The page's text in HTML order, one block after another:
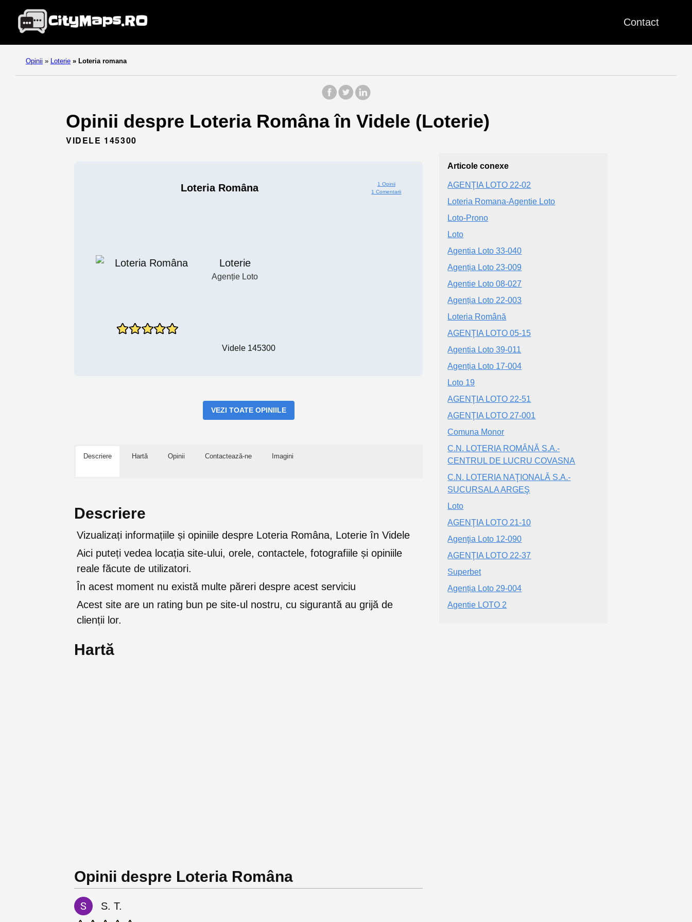
Contact
Opinii » Loterie » Loteria romana
Opinii despre Loteria Româna în Videle (Loterie)
VIDELE 145300
Loteria Româna
1 Opinii
1 Comentarii
Loterie
Agenție Loto
Videle 145300
VEZI TOATE OPINIILE
Descriere Hartă Opinii Contactează-ne Imagini
Descriere
Vizualizați informațiile și opiniile despre Loteria Româna, Loterie în Videle
Aici puteți vedea locația site-ului, orele, contactele, fotografiile și opiniile
reale făcute de utilizatori.
În acest moment nu există multe păreri despre acest serviciu
Acest site are un rating bun pe site-ul nostru, cu sigurantă au grijă de
clienții lor.
Hartă
Opinii despre Loteria Româna
S. T.
Articole conexe
AGENŢIA LOTO 22-02
Loteria Romana-Agentie Loto
Loto-Prono
Loto
Agentia Loto 33-040
Agenția Loto 23-009
Agentie Loto 08-027
Agenția Loto 22-003
Loteria Română
AGENŢIA LOTO 05-15
Agentia Loto 39-011
Agenția Loto 17-004
Loto 19
AGENŢIA LOTO 22-51
AGENŢIA LOTO 27-001
Comuna Monor
C.N. LOTERIA ROMÂNĂ S.A.-
CENTRUL DE LUCRU COVASNA
C.N. LOTERIA NAŢIONALĂ S.A.-
SUCURSALA ARGEŞ
Loto
AGENŢIA LOTO 21-10
Agenţia Loto 12-090
AGENŢIA LOTO 22-37
Superbet
Agenția Loto 29-004
Agentie LOTO 2